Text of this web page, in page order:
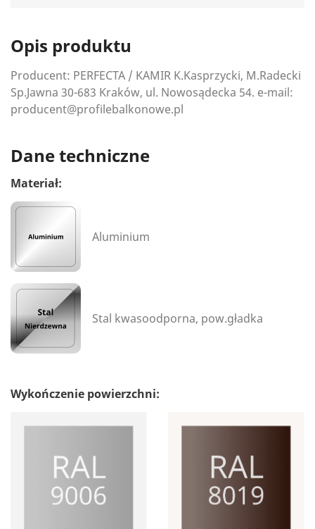
Opis produktu
Producent: PERFECTA / KAMIR K.Kasprzycki, M.Radecki
Sp.Jawna 30-683 Kraków, ul. Nowosądecka 54. e-mail:
producent@profilebalkonowe.pl
Dane techniczne
Materiał:
Aluminium
Stal kwasoodporna, pow.gładka
Wykończenie powierzchni: